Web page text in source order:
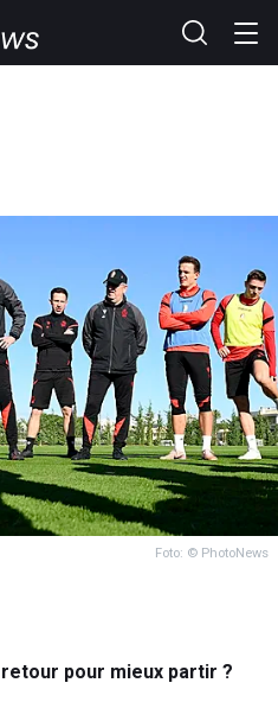
Foto: © PhotoNews
pour mieux partir ?